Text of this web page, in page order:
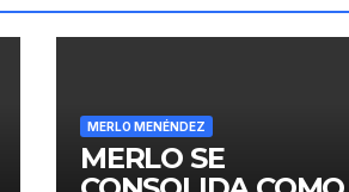
MERLO MENÉNDEZ
MERLO SE